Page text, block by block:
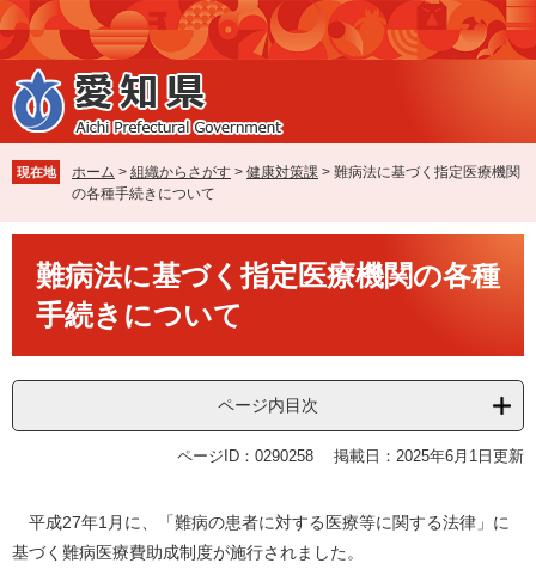
ペ
ー
ジ
の
先
で
す
メ
ニ
ュ
ー
を
ば
し
本
現在地 ホーム > 組織からさがす > 健康対策課 > 難病法に基づく指定医療機関
の各種手続きについて
難病法に基づく指定医療機関の各種
手続きについて
ページ内目次
ページID：0290258 掲載日：2025年6月1日更新
平成27年1月に、「難病の患者に対する医療等に関する法律」に
基づく難病医療費助成制度が施行されました。